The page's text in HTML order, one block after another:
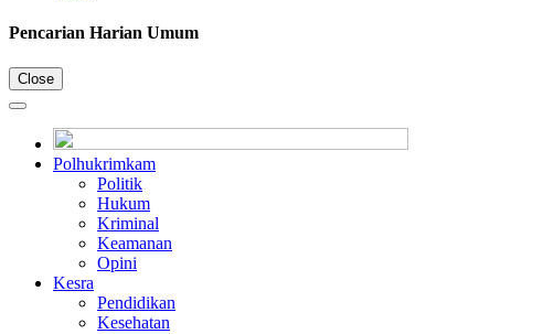
Pencarian Harian Umum
Close
Polhukrimkam
Politik
Hukum
Kriminal
Keamanan
Opini
Kesra
Pendidikan
Kesehatan